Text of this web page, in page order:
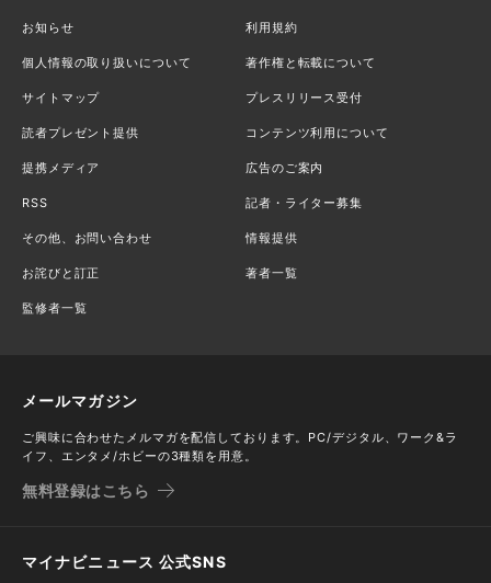
お知らせ 利用規約
個人情報の取り扱いについて 著作権と転載について
サイトマップ プレスリリース受付
読者プレゼント提供 コンテンツ利用について
提携メディア 広告のご案内
RSS 記者・ライター募集
その他、お問い合わせ 情報提供
お詫びと訂正 著者一覧
監修者一覧
メールマガジン
ご興味に合わせたメルマガを配信しております。PC/デジタル、ワーク&ラ
イフ、エンタメ/ホビーの3種類を用意。
無料登録はこちら
マイナビニュース 公式SNS